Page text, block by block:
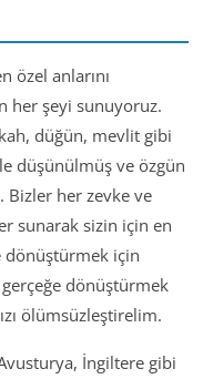
özel anlarını
her şeyi sunuyoruz.
düğün, mevlit gibi
düşünülmüş ve özgün
Bizler her zevke ve
sunarak sizin için en
için
gerçeğe dönüştürmek
ölümsüzleştirelim.
İngiltere gibi